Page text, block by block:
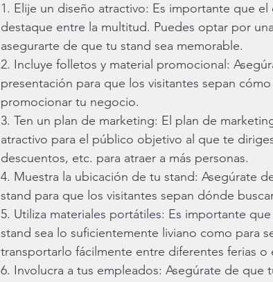
1. Elije un diseño atractivo: Es importante que
destaque entre la multitud. Puedes optar por
asegurarte de que tu stand sea memorable.
2. Incluye folletos y material promocional:
presentación para que los visitantes sepan
promocionar tu negocio.
3. Ten un plan de marketing: El plan de
atractivo para el público objetivo al que te
descuentos, etc. para atraer a más personas.
4. Muestra la ubicación de tu stand: Asegúrate
stand para que los visitantes sepan dónde
5. Utiliza materiales portátiles: Es importante
stand sea lo suficientemente liviano como para
transportarlo fácilmente entre diferentes ferias o
6. Involucra a tus empleados: Asegúrate de